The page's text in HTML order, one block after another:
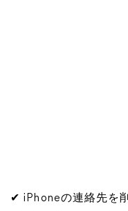
✔ iPhoneの連絡先を